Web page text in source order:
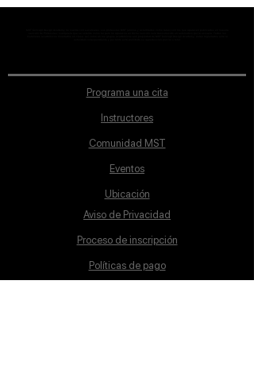
Programa una cita
Instructores
Comunidad MST
Eventos
Ubicación
Aviso de Privacidad
Proceso de inscripción
Políticas de pago